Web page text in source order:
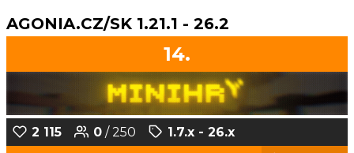
AGONIA.CZ/SK 1.21.1 - 26.2
14.
2 115 0 / 250
1.7.x - 26.x